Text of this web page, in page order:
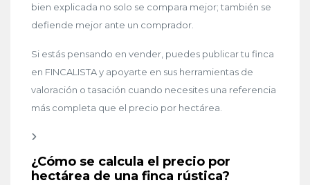
bien explicada no solo se compara mejor; también se
defiende mejor ante un comprador.
Si estás pensando en vender, puedes publicar tu finca
en FINCALISTA y apoyarte en sus herramientas de
valoración o tasación cuando necesites una referencia
más completa que el precio por hectárea.
¿Cómo se calcula el precio por
hectárea de una finca rústica?